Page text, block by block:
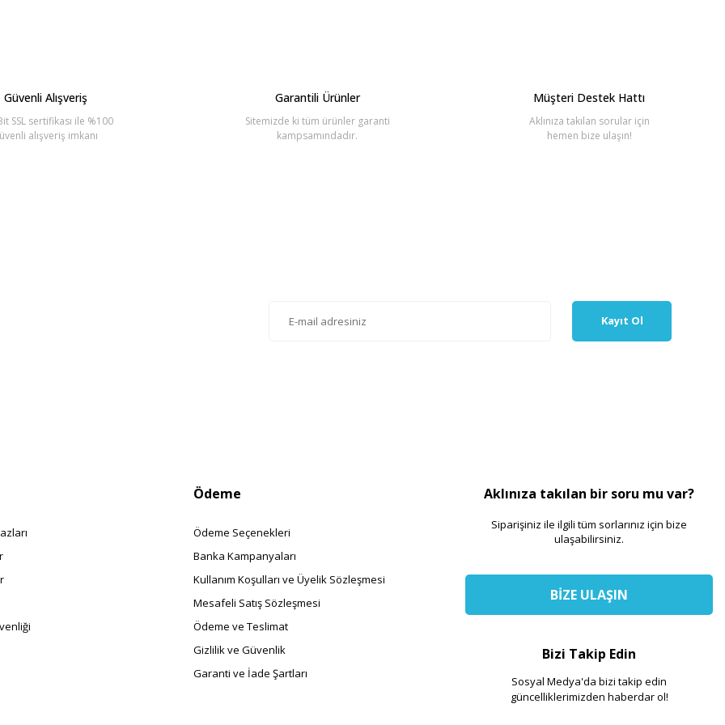
Güvenli Alışveriş
SSL sertifikası ile %100
alışveriş imkanı
Garantili Ürünler
Sitemizde ki tüm ürünler garanti
kampsamındadır.
Müşteri Destek Hattı
Aklınıza takılan sorular için
hemen bize ulaşın!
Kayıt Ol
Ödeme
Ödeme Seçenekleri
Banka Kampanyaları
Kullanım Koşulları ve Üyelik Sözleşmesi
Mesafeli Satış Sözleşmesi
Ödeme ve Teslimat
Gizlilik ve Güvenlik
Garanti ve İade Şartları
Aklınıza takılan bir soru mu var?
Siparişiniz ile ilgili tüm sorlarınız için bize
ulaşabilirsiniz.
BİZE ULAŞIN
Bizi Takip Edin
Sosyal Medya'da bizi takip edin
güncelliklerimizden haberdar ol!